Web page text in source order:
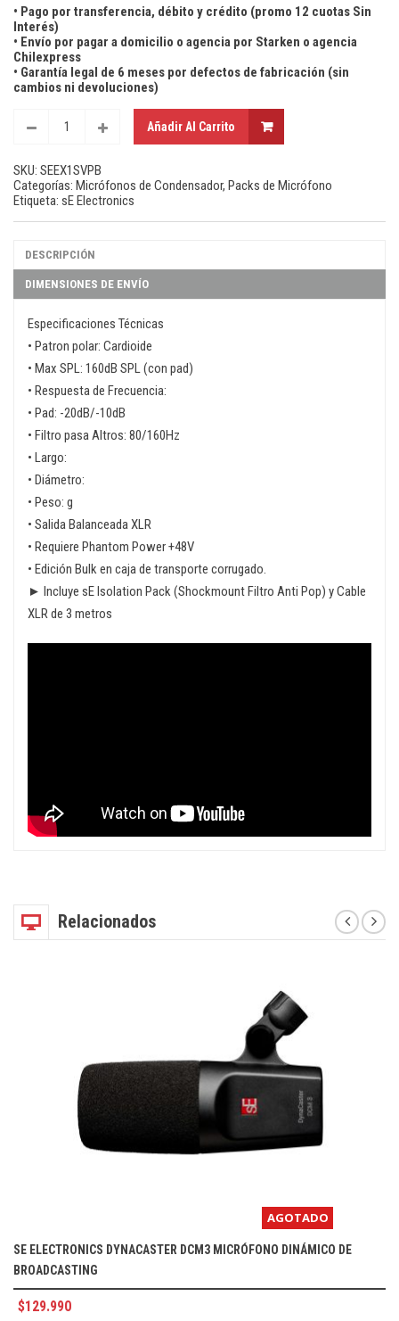
• Pago por transferencia, débito y crédito (promo 12 cuotas Sin
Interés)
• Envío por pagar a domicilio o agencia por Starken o agencia
Chilexpress
• Garantía legal de 6 meses por defectos de fabricación (sin
cambios ni devoluciones)
Añadir Al Carrito
SKU: SEEX1SVPB
Categorías: Micrófonos de Condensador, Packs de Micrófono
Etiqueta: sE Electronics
DESCRIPCIÓN
DIMENSIONES DE ENVÍO
Especificaciones Técnicas
• Patron polar: Cardioide
• Max SPL: 160dB SPL (con pad)
• Respuesta de Frecuencia:
• Pad: -20dB/-10dB
• Filtro pasa Altros: 80/160Hz
• Largo:
• Diámetro:
• Peso: g
• Salida Balanceada XLR
• Requiere Phantom Power +48V
• Edición Bulk en caja de transporte corrugado.
► Incluye sE Isolation Pack(Shockmount Filtro Anti Pop) y Cable
XLR de 3 metros
Relacionados
AGOTADO
SE ELECTRONICS DYNACASTER DCM3 MICRÓFONO DINÁMICO DE
BROADCASTING
$129.990